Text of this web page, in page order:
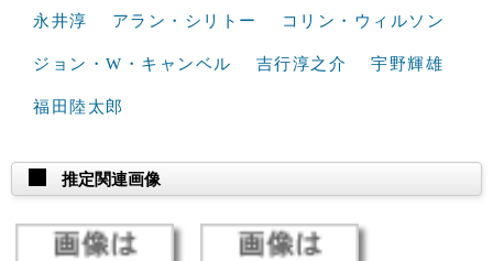
永井淳 アラン・シリトー コリン・ウィルソン
ジョン・W・キャンベル 吉行淳之介 宇野輝雄
福田陸太郎
推定関連画像